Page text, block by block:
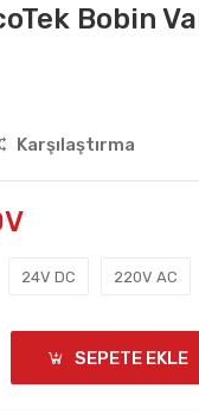
Bobin
Karşılaştırma
24V DC 220V AC
SEPETE EKLE